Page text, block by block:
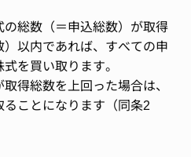
総数（＝申込総数）が取得
以内であれば、すべての申
を買い取ります。
得総数を上回った場合は、
ことになります（同条2